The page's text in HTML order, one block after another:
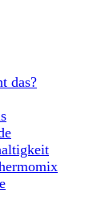
das?